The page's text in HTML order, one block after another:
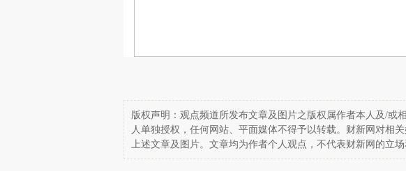
版权声明：观点频道所发布文章及图片之版权属作者本人及/或
人单独授权，任何网站、平面媒体不得予以转载。财新网对相
上述文章及图片。文章均为作者个人观点，不代表财新网的立场